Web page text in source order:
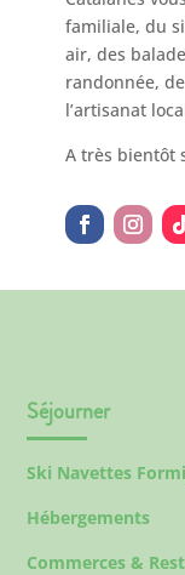
familiale, du
air, des
randonnée,
l’artisanat
A très bientôt
Séjourner
Ski Navettes
Hébergements
Commerces &